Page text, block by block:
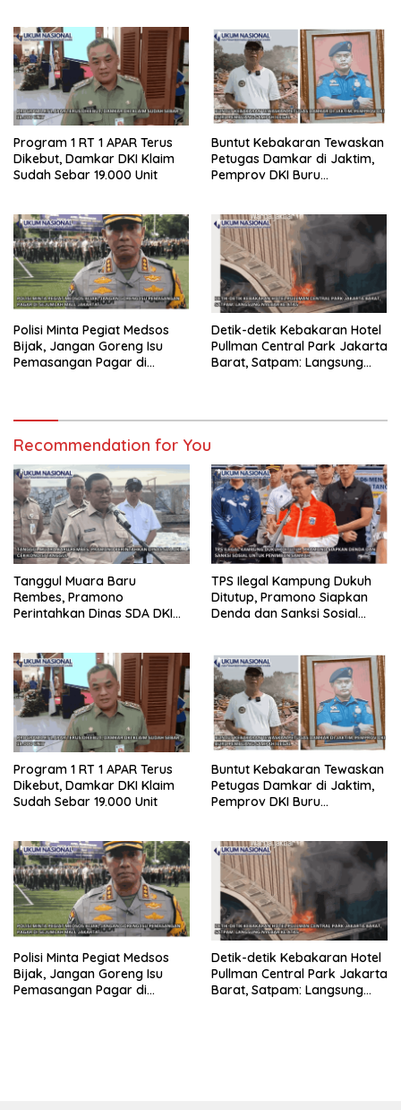
Program 1 RT 1 APAR Terus
Dikebut, Damkar DKI Klaim
Sudah Sebar 19.000 Unit
Buntut Kebakaran Tewaskan
Petugas Damkar di Jaktim,
Pemprov DKI Buru
Polisi Minta Pegiat Medsos
Bijak, Jangan Goreng Isu
Pemasangan Pagar di
Detik-detik Kebakaran Hotel
Pullman Central Park Jakarta
Barat, Satpam: Langsung
Recommendation for You
Tanggul Muara Baru
Rembes, Pramono
Perintahkan Dinas SDA DKI
TPS Ilegal Kampung Dukuh
Ditutup, Pramono Siapkan
Denda dan Sanksi Sosial
Program 1 RT 1 APAR Terus
Dikebut, Damkar DKI Klaim
Sudah Sebar 19.000 Unit
Buntut Kebakaran Tewaskan
Petugas Damkar di Jaktim,
Pemprov DKI Buru
Polisi Minta Pegiat Medsos
Bijak, Jangan Goreng Isu
Pemasangan Pagar di
Detik-detik Kebakaran Hotel
Pullman Central Park Jakarta
Barat, Satpam: Langsung